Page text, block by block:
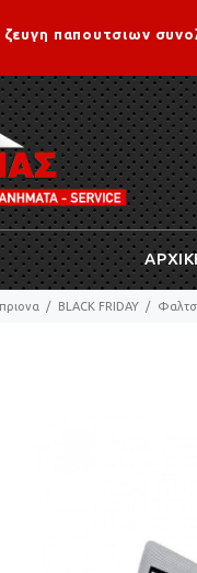
παπουτσιων
BLACK FRIDAY